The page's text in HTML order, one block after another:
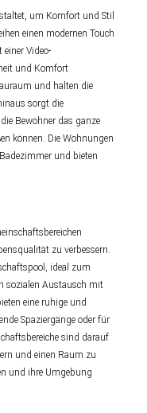
um Komfort und Stil
einen modernen Touch
Video-
und Komfort
und halten die
sorgt die
Bewohner das ganze
können. Die Wohnungen
und bieten
zu verbessern.
ideal zum
sozialen Austausch mit
eine ruhige und
Spaziergänge oder für
sind darauf
und einen Raum zu
und ihre Umgebung